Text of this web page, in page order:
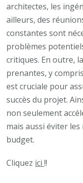
architectes, les
ailleurs, des
constantes sont
problèmes
critiques. En outre,
prenantes, y
est cruciale pour
succès du projet.
non seulement
mais aussi éviter
budget.
Cliquez ici!!